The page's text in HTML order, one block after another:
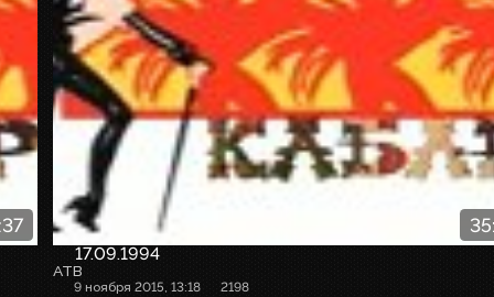
17.09.1994
АТВ
9 ноября 2015, 13:18 2198